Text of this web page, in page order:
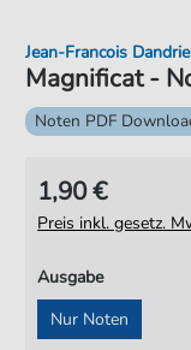
Magnificat -
Jean-Francois
Noten PDF
1,90 €
Preis inkl. gesetz.
Ausgabe
Nur Noten